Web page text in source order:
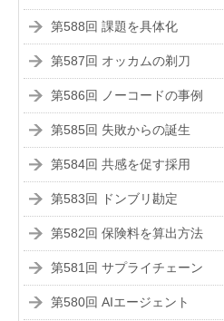
第588回 課題を具体化
第587回 オッカムの剃刀
第586回 ノーコードの事例
第585回 失敗からの誕生
第584回 共感を促す採用
第583回 ドンブリ勘定
第582回 保険料を算出方法
第581回 サプライチェーン
第580回 AIエージェント